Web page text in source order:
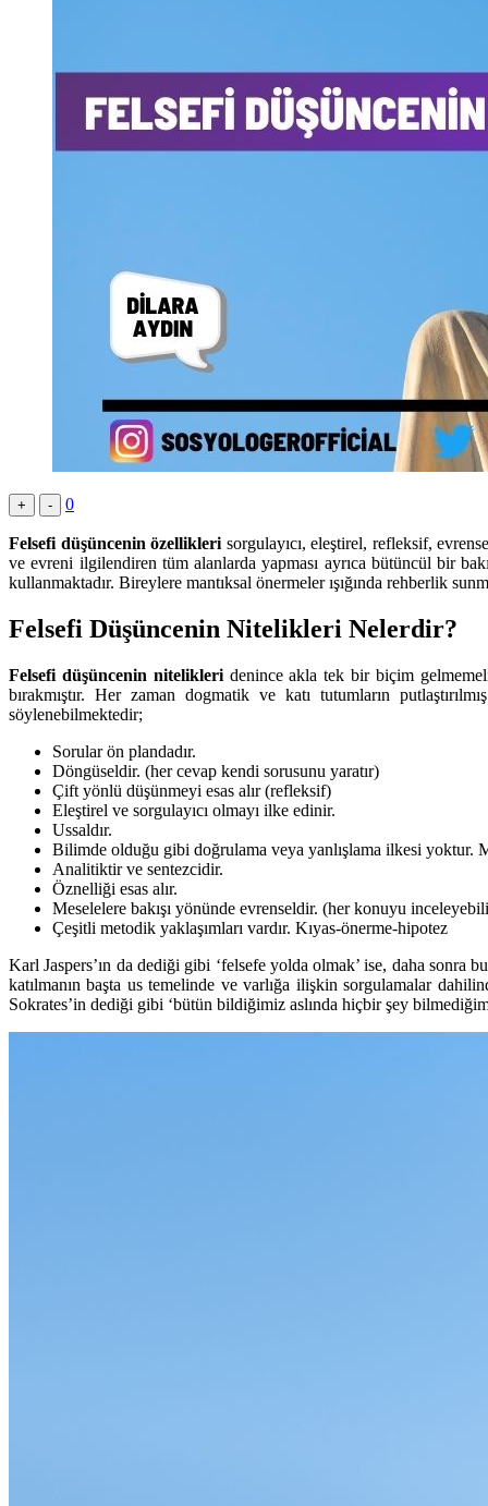
+ - 0
Felsefi düşüncenin özellikleri sorgulayıcı, eleştirel, refleksif,
ve evreni ilgilendiren tüm alanlarda yapması ayrıca bütüncül bir
kullanmaktadır. Bireylere mantıksal önermeler ışığında rehberlik
Felsefi Düşüncenin Nitelikleri Nelerdir?
Felsefi düşüncenin nitelikleri denince akla tek bir biçim
bırakmıştır. Her zaman dogmatik ve katı tutumların
söylenebilmektedir;
Sorular ön plandadır.
Döngüseldir. (her cevap kendi sorusunu yaratır)
Çift yönlü düşünmeyi esas alır (refleksif)
Eleştirel ve sorgulayıcı olmayı ilke edinir.
Ussaldır.
Bilimde olduğu gibi doğrulama veya yanlışlama ilkesi yoktur.
Analitiktir ve sentezcidir.
Öznelliği esas alır.
Meselelere bakışı yönünde evrenseldir. (her konuyu
Çeşitli metodik yaklaşımları vardır. Kıyas-önerme-hipotez
Karl Jaspers’ın da dediği gibi ‘felsefe yolda olmak’ ise, daha
katılmanın başta us temelinde ve varlığa ilişkin sorgulamalar
Sokrates’in dediği gibi ‘bütün bildiğimiz aslında hiçbir şey